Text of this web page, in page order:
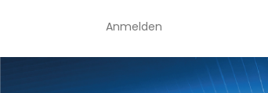
Anmelden